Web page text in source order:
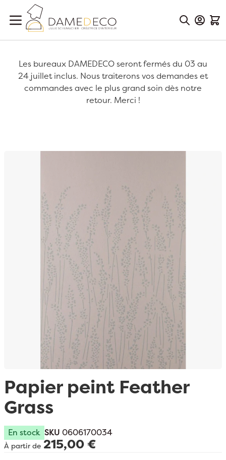
Aller au contenu
Les bureaux DAMEDECO seront fermés du 03 au
24 juillet inclus. Nous traiterons vos demandes et
commandes avec le plus grand soin dès notre
retour. Merci !
Papier peint Feather
Grass
En stock SKU 0606170034
À partir de 215,00 €